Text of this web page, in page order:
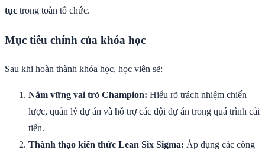
tục trong toàn tổ chức.
Mục tiêu chính của khóa học
Sau khi hoàn thành khóa học, học viên sẽ:
Nắm vững vai trò Champion: Hiểu rõ trách nhiệm chiến
lược, quản lý dự án và hỗ trợ các đội dự án trong quá trình cải
tiến.
Thành thạo kiến thức Lean Six Sigma: Áp dụng các công